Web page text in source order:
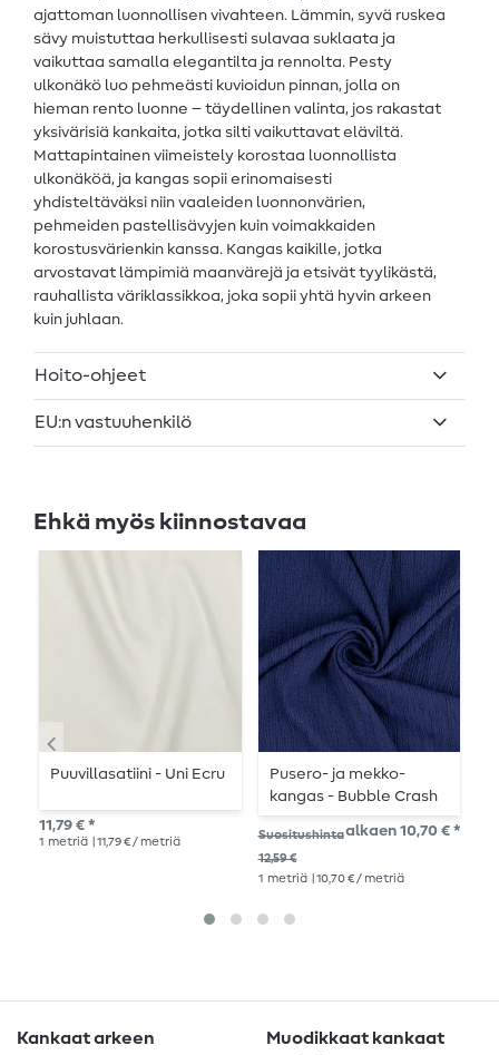
ajattoman luonnollisen vivahteen. Lämmin, syvä ruskea
sävy muistuttaa herkullisesti sulavaa suklaata ja
vaikuttaa samalla elegantilta ja rennolta. Pesty
ulkonäkö luo pehmeästi kuvioidun pinnan, jolla on
hieman rento luonne – täydellinen valinta, jos rakastat
yksivärisiä kankaita, jotka silti vaikuttavat eläviltä.
Mattapintainen viimeistely korostaa luonnollista
ulkonäköä, ja kangas sopii erinomaisesti
yhdisteltäväksi niin vaaleiden luonnonvärien,
pehmeiden pastellisävyjen kuin voimakkaiden
korostusvärienkin kanssa. Kangas kaikille, jotka
arvostavat lämpimiä maanvärejä ja etsivät tyylikästä,
rauhallista väriklassikkoa, joka sopii yhtä hyvin arkeen
kuin juhlaan.
Hoito-ohjeet
EU:n vastuuhenkilö
Ehkä myös kiinnostavaa
Puuvillasatiini - Uni Ecru
11,79 € *
1 metriä | 11,79 € / metriä
Pusero- ja mekko-
kangas - Bubble Crash
Navy
Suositushinta
12,59 €
alkaen 10,70 € *
1 metriä | 10,70 € / metriä
Kankaat arkeen
Muodikkaat kankaat